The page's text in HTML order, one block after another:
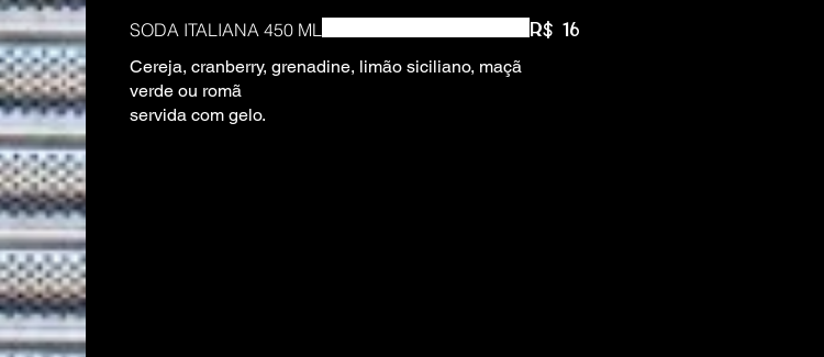
SODA ITALIANA 450 ML
Cereja, cranberry, grenadine, limão siciliano, maçã
verde ou romã
servida com gelo.
R$ 16